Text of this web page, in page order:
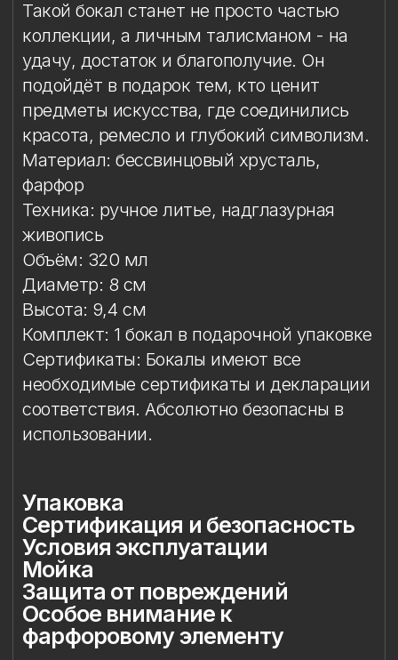
Сертификаты: Бокалы имеют все
необходимые сертификаты и декларации
соответствия. Абсолютно безопасны в
использовании.
Упаковка
Сертификация и безопасность
Условия эксплуатации
Мойка
Защита от повреждений
Особое внимание к
фарфоровому элементу
Упаковка
Подарочная упаковка входит
в стоимость изделия.
Сертификация и
безопасность
Изделие прошло необходимые
испытания и имеет сертификаты
соответствия. Бокал безопасен для
контакта с пищевыми продуктами,
пригоден для ежедневного
использования по прямому
назначению.
Бокал предназначен исключительно
для подачи напитков. Бокал
не предназначен для использования
в СВЧ.
Мойка
Допускается автоматическая мойка
в посудомоечной машине при
температуре не выше 45 °C. Ручная
мойка не рекомендуется, особенно
с воздействием на фарфоровый декор.